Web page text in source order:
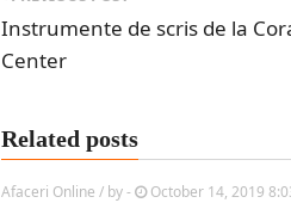
Instrumente de scris de la
Center
Related posts
Afaceri Online / by- October 14, 2019